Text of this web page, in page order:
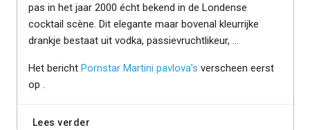
pas in het jaar 2000 écht bekend in de Londense
cocktail scène. Dit elegante maar bovenal kleurrijke
drankje bestaat uit vodka, passievruchtlikeur, ...
Het bericht Pornstar Martini pavlova’s verscheen eerst
op
Lees verder